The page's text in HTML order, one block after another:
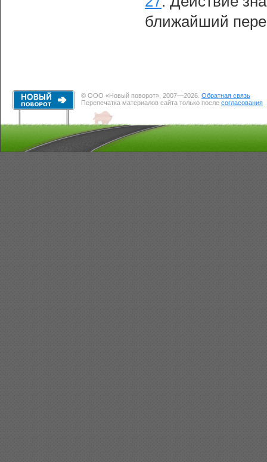
ближайший
© ООО «Новый поворот», 2007—2026. Обратная связь
Перепечатка материалов сайта только после согласования